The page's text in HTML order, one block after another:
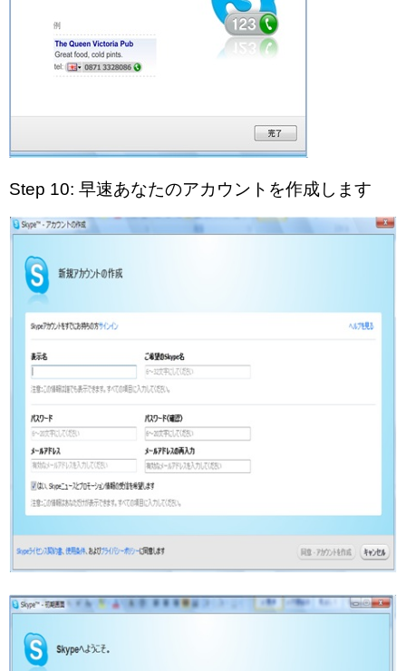
Step 10: 早速あなたのアカウントを作成します​